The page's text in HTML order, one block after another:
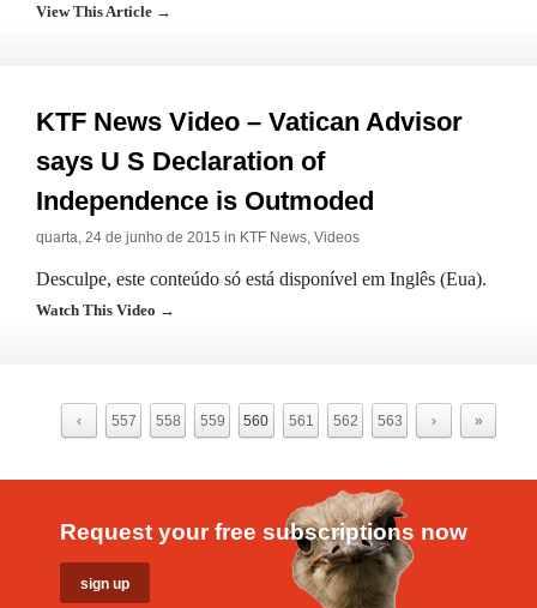
View This Article →
KTF News Video – Vatican Advisor
says U S Declaration of
Independence is Outmoded
quarta, 24 de junho de 2015 in KTF News, Videos
Desculpe, este conteúdo só está disponível em Inglês (Eua).
Watch This Video →
‹ 557 558 559 560 561 562 563 › »
Request your free subscriptions now